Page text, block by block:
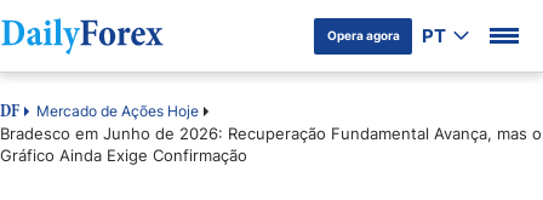
Opera agora PT
DF Mercado de Ações Hoje
Bradesco em Junho de 2026: Recuperação Fundamental Avança, mas o
Gráfico Ainda Exige Confirmação